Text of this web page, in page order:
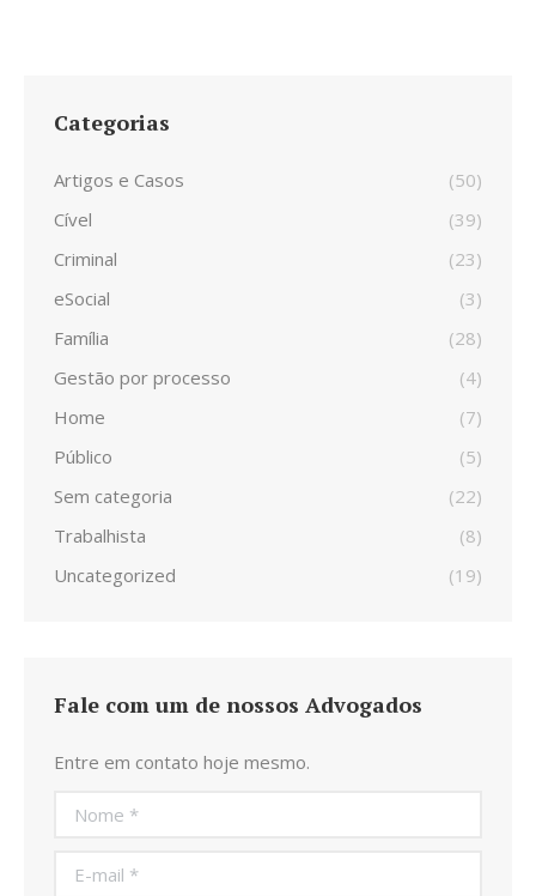
Categorias
Artigos e Casos
(50)
Cível
(39)
Criminal
(23)
eSocial
(3)
Família
(28)
Gestão por processo
(4)
Home
(7)
Público
(5)
Sem categoria
(22)
Trabalhista
(8)
Uncategorized
(19)
Fale com um de nossos Advogados
Entre em contato hoje mesmo.
Nome *
E-mail *